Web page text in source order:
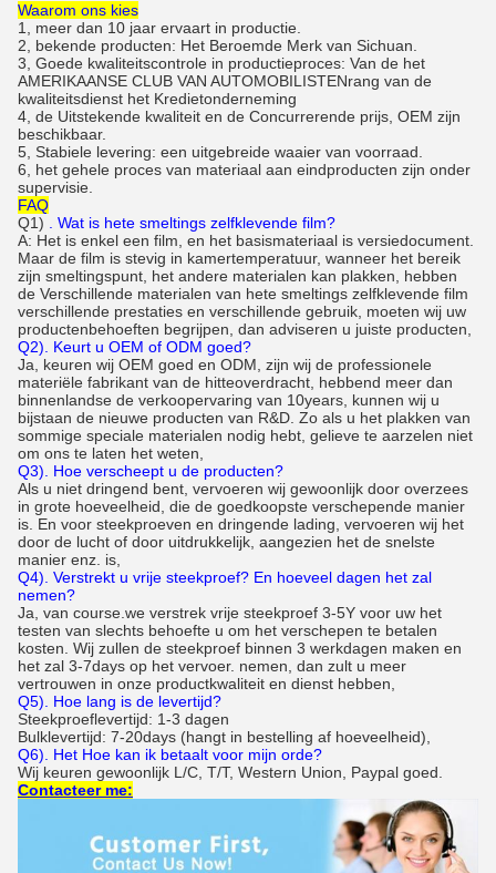
Waarom ons kies
1, meer dan 10 jaar ervaart in productie.
2, bekende producten: Het Beroemde Merk van Sichuan.
3, Goede kwaliteitscontrole in productieproces: Van de het
AMERIKAANSE CLUB VAN AUTOMOBILISTENrang van de
kwaliteitsdienst het Kredietonderneming
4, de Uitstekende kwaliteit en de Concurrerende prijs, OEM zijn
beschikbaar.
5, Stabiele levering: een uitgebreide waaier van voorraad.
6, het gehele proces van materiaal aan eindproducten zijn onder
supervisie.
FAQ
Q1)
. Wat is hete smeltings zelfklevende film?
A: Het is enkel een film, en het basismateriaal is versiedocument.
Maar de film is stevig in kamertemperatuur, wanneer het bereik
zijn smeltingspunt, het andere materialen kan plakken, hebben
de Verschillende materialen van hete smeltings zelfklevende film
verschillende prestaties en verschillende gebruik, moeten wij uw
productenbehoeften begrijpen, dan adviseren u juiste producten,
Q2). Keurt u OEM of ODM goed?
Ja, keuren wij OEM goed en ODM, zijn wij de professionele
materiële fabrikant van de hitteoverdracht, hebbend meer dan
binnenlandse de verkoopervaring van 10years, kunnen wij u
bijstaan de nieuwe producten van R&D. Zo als u het plakken van
sommige speciale materialen nodig hebt, gelieve te aarzelen niet
om ons te laten het weten,
Q3). Hoe verscheept u de producten?
Als u niet dringend bent, vervoeren wij gewoonlijk door overzees
in grote hoeveelheid, die de goedkoopste verschepende manier
is. En voor steekproeven en dringende lading, vervoeren wij het
door de lucht of door uitdrukkelijk, aangezien het de snelste
manier enz. is,
Q4). Verstrekt u vrije steekproef? En hoeveel dagen het zal
nemen?
Ja, van course.we verstrek vrije steekproef 3-5Y voor uw het
testen van slechts behoefte u om het verschepen te betalen
kosten. Wij zullen de steekproef binnen 3 werkdagen maken en
het zal 3-7days op het vervoer. nemen, dan zult u meer
vertrouwen in onze productkwaliteit en dienst hebben,
Q5). Hoe lang is de levertijd?
Steekproeflevertijd: 1-3 dagen
Bulklevertijd: 7-20days (hangt in bestelling af hoeveelheid),
Q6). Het Hoe kan ik betaalt voor mijn orde?
Wij keuren gewoonlijk L/C, T/T, Western Union, Paypal goed.
Contacteer me: